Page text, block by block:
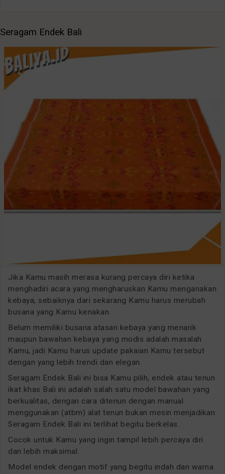
Seragam Endek Bali
Jika Kamu masih merasa kurang percaya diri ketika
menghadiri acara yang mengharuskan Kamu menganakan
kebaya, sebaiknya dari sekarang Kamu harus merubah
busana yang Kamu kenakan.
Belum memiliki busana atasan kebaya yang menarik
maupun bawahan kebaya yang modis adalah masalah
Kamu, jadi Kamu harus update pakaian Kamu tersebut
dengan yang lebih trendi dan elegan.
Seragam Endek Bali ini bisa Kamu pilih, endek atau tenun
ikat khas Bali ini adalah salah satu model bawahan yang
berkualitas, dengan cara ditenun dengan manual
menggunakan (atbm) alat tenun bukan mesin menjadikan
Seragam Endek Bali ini terlihat begitu berkelas.
Cocok untuk Kamu yang ingin tampil lebih percaya diri
dan lebih maksimal.
Model endek dengan motif yang begitu indah dan warna